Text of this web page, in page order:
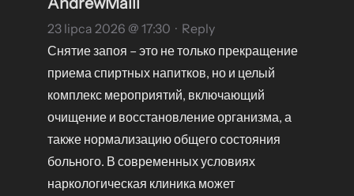
23 lipca 2026 @ 17:30 · Reply
Снятие запоя – это не только прекращение
приема спиртных напитков, но и целый
комплекс мероприятий, включающий
очищение и восстановление организма, а
также нормализацию общего состояния
больного. В современных условиях
наркологическая клиника может